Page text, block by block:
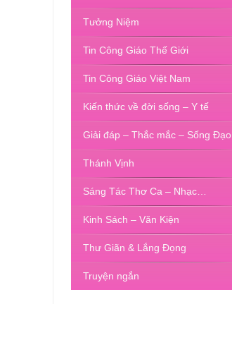
Tưởng Niệm
Tin Công Giáo Thế Giới
Tin Công Giáo Việt Nam
Kiến thức về đời sống – Y tế
Giải đáp – Thắc mắc – Sống Đạo
Thánh Vịnh
Sáng Tác Thơ Ca – Nhạc…
Kinh Sách – Văn Kiện
Thư Giãn & Lắng Đọng
Truyện ngắn